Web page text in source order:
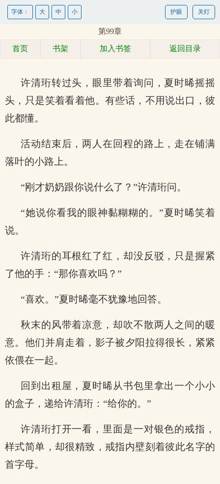
关灯
护眼
字体： 大 中 小
第99章
首页 书架 加入书签 返回目录
许清珩转过头，眼里带着询问，夏时晞摇摇
头，只是笑着看着他。有些话，不用说出口，彼
此都懂。
活动结束后，两人在回程的路上，走在铺满
落叶的小路上。
“刚才奶奶跟你说什么了？”许清珩问。
“她说你看我的眼神黏糊糊的。”夏时晞笑着
说。
许清珩的耳根红了红，却没反驳，只是握紧
了他的手：“那你喜欢吗？”
“喜欢。”夏时晞毫不犹豫地回答。
秋末的风带着凉意，却吹不散两人之间的暖
意。他们并肩走着，影子被夕阳拉得很长，紧紧
依偎在一起。
回到出租屋，夏时晞从书包里拿出一个小小
的盒子，递给许清珩：“给你的。”
许清珩打开一看，里面是一对银色的戒指，
样式简单，却很精致，戒指内壁刻着彼此名字的
首字母。